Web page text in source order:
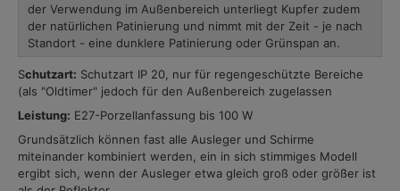
der Verwendung im Außenbereich unterliegt Kupfer zudem
der natürlichen Patinierung und nimmt mit der Zeit - je nach
Standort - eine dunklere Patinierung oder Grünspan an.
Schutzart: Schutzart IP 20, nur für regengeschützte Bereiche
(als "Oldtimer" jedoch für den Außenbereich zugelassen
Leistung: E27-Porzellanfassung bis 100 W
Grundsätzlich können fast alle Ausleger und Schirme
miteinander kombiniert werden, ein in sich stimmiges Modell
ergibt sich, wenn der Ausleger etwa gleich groß oder größer ist